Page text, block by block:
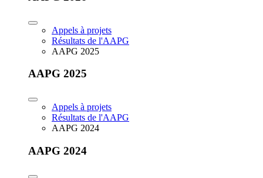
Appels à projets
Résultats de l'AAPG
AAPG 2025
AAPG 2025
Appels à projets
Résultats de l'AAPG
AAPG 2024
AAPG 2024